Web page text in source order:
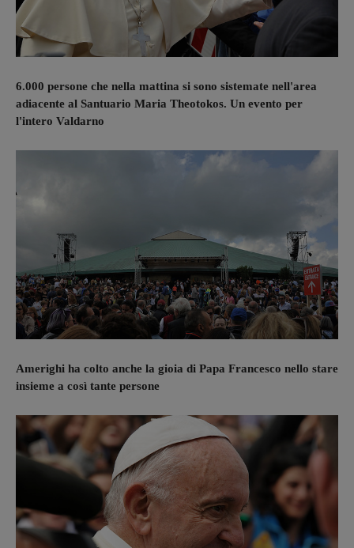
6.000 persone che nella mattina si sono sistemate nell'area
adiacente al Santuario Maria Theotokos. Un evento per
l'intero Valdarno
Amerighi ha colto anche la gioia di Papa Francesco nello stare
insieme a così tante persone